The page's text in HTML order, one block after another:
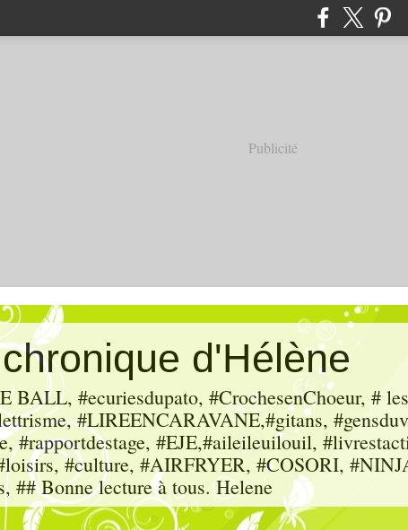
Publicité
d'Hélène
BALL, #ecuriesdupato, #CrochesenChoeur, #
#LIREENCARAVANE,#gitans,
#rapportdestage, #EJE,#aileileuilouil,
#culture, #AIRFRYER, #COSORI,
## Bonne lecture à tous. Helene